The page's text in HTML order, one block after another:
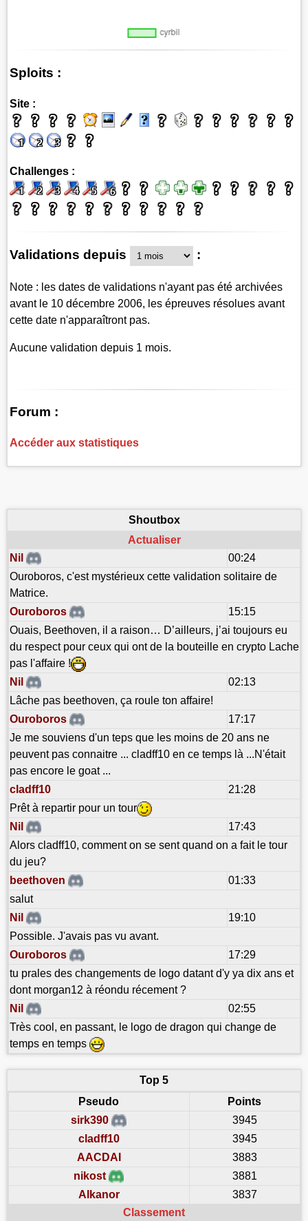
Sploits :
Site :
Challenges :
Validations depuis :
Note : les dates de validations n'ayant pas été archivées
avant le 10 décembre 2006, les épreuves résolues avant
cette date n'apparaîtront pas.
Aucune validation depuis 1 mois.
Forum :
Accéder aux statistiques
Shoutbox
Actualiser
Nil
00:24
Ouroboros, c'est mystérieux cette validation solitaire de
Matrice.
Ouroboros
15:15
Ouais, Beethoven, il a raison… D’ailleurs, j’ai toujours eu
du respect pour ceux qui ont de la bouteille en crypto Lache
pas l'affaire !
Nil
02:13
Lâche pas beethoven, ça roule ton affaire!
Ouroboros
17:17
Je me souviens d'un teps que les moins de 20 ans ne
peuvent pas connaitre ... cladff10 en ce temps là ...N'était
pas encore le goat ...
cladff10
21:28
Prêt à repartir pour un tour
Nil
17:43
Alors cladff10, comment on se sent quand on a fait le tour
du jeu?
beethoven
01:33
salut
Nil
19:10
Possible. J'avais pas vu avant.
Ouroboros
17:29
tu prales des changements de logo datant d'y ya dix ans et
dont morgan12 à réondu récement ?
Nil
02:55
Très cool, en passant, le logo de dragon qui change de
temps en temps
Top 5
Pseudo
Points
sirk390
3945
cladff10
3945
AACDAI
3883
nikost
3881
Alkanor
3837
Classement